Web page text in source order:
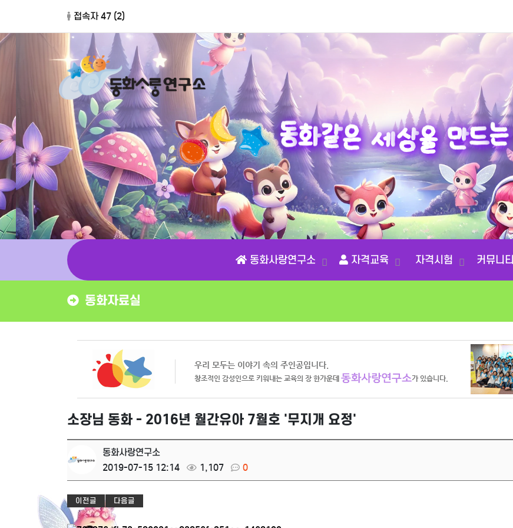
접속자 47 (2)
동화같은 세상을 만드는
동화사랑연구소 자격교육 자격시험 커뮤니티
동화자료실
소장님 동화 - 2016년 월간유아 7월호 '무지개 요정'
동화사랑연구소
2019-07-15 12:14
1,107 0
이전글 다음글